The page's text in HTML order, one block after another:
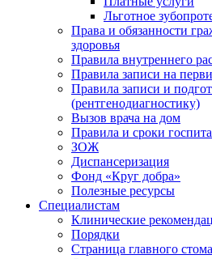
Льготное
Права и обязанности
здоровья
Правила внутреннего
Правила записи на
Правила записи и
(рентгенодиагностику)
Вызов врача на дом
Правила и сроки
ЗОЖ
Диспансеризация
Фонд «Круг добра»
Полезные ресурсы
Специалистам
Клинические
Порядки
Страница главного